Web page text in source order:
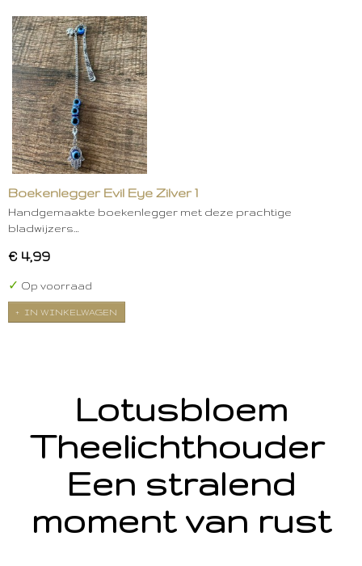
Boekenlegger Evil Eye Zilver 1
Handgemaakte boekenlegger met deze prachtige
bladwijzers…
€ 4,99
✓ Op voorraad
IN WINKELWAGEN
Lotusbloem
Theelichthouder
Een stralend
moment van rust